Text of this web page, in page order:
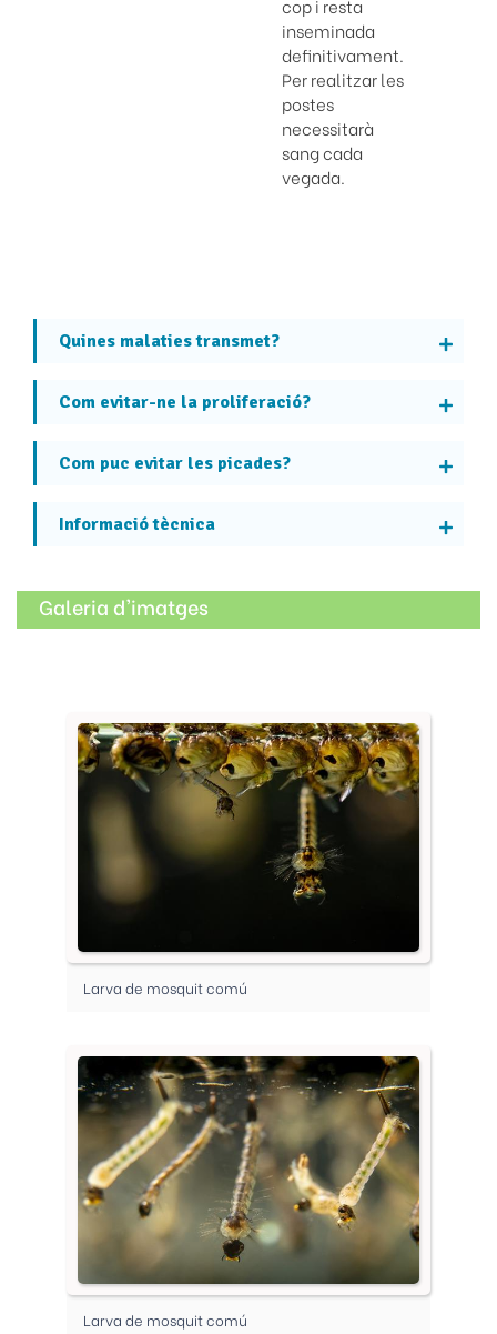
cop i resta
inseminada
definitivament.
Per realitzar les
postes
necessitarà
sang cada
vegada.
Quines malaties transmet?
Com evitar-ne la proliferació?
Com puc evitar les picades?
Informació tècnica
Galeria d'imatges
Larva de mosquit comú
Larva de mosquit comú